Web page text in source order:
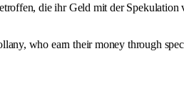
die ihr Geld mit der Spekulation
who earn their money through